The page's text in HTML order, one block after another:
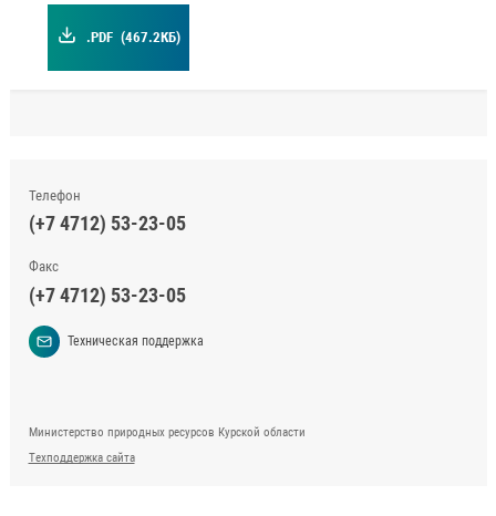
.PDF (467.2КБ)
Телефон
(+7 4712) 53-23-05
Факс
(+7 4712) 53-23-05
Техническая поддержка
Министерство природных ресурсов Курской области
Техподдержка сайта